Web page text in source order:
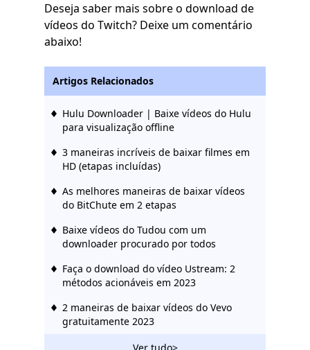
Deseja saber mais sobre o download de
vídeos do Twitch? Deixe um comentário
abaixo!
Artigos Relacionados
Hulu Downloader | Baixe vídeos do Hulu
para visualização offline
3 maneiras incríveis de baixar filmes em
HD (etapas incluídas)
As melhores maneiras de baixar vídeos
do BitChute em 2 etapas
Baixe vídeos do Tudou com um
downloader procurado por todos
Faça o download do vídeo Ustream: 2
métodos acionáveis ​​em 2023
2 maneiras de baixar vídeos do Vevo
gratuitamente 2023
O incrível Rutube Downloader que você